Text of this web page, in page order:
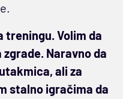
treningu. Volim da
Naravno da
ali za
stalno igračima da